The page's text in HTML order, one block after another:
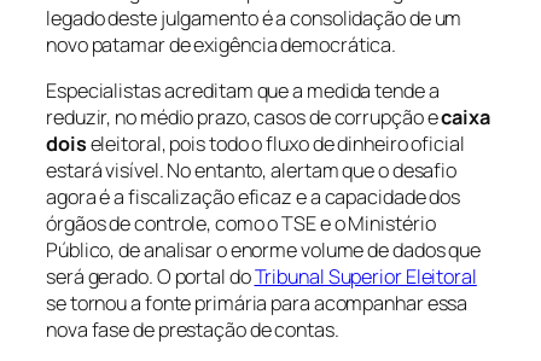
legado deste julgamento é a consolidação de um
novo patamar de exigência democrática.
Especialistas acreditam que a medida tende a
reduzir, no médio prazo, casos de corrupção ecaixa
doiseleitoral, pois todo o fluxo de dinheiro oficial
estará visível. No entanto, alertam que o desafio
agora é a fiscalização eficaz e a capacidade dos
órgãos de controle, como o TSE e o Ministério
Público, de analisar o enorme volume de dados que
será gerado. O portal doTribunal Superior Eleitoral
se tornou a fonte primária para acompanhar essa
nova fase de prestação de contas.